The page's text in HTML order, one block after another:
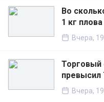
Во
1 кг
Вчера,
Торговый
превысил
Вчера,